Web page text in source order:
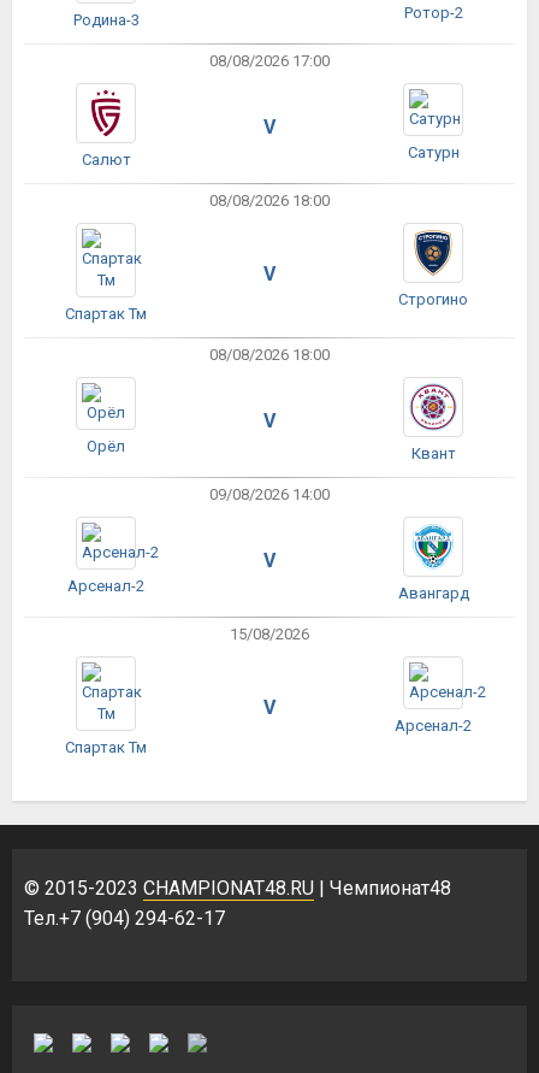
Родина-3 Ротор-2
08/08/2026 17:00
Салют
V
Сатурн
08/08/2026 18:00
Спартак Тм
V
Строгино
08/08/2026 18:00
Орёл
V
Квант
09/08/2026 14:00
Арсенал-2
V
Авангард
15/08/2026
Спартак Тм
V
Арсенал-2
© 2015-2023 CHAMPIONAT48.RU | Чемпионат48
Тел.+7 (904) 294-62-17